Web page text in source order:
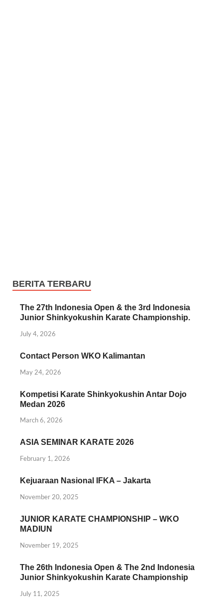
BERITA TERBARU
The 27th Indonesia Open & the 3rd Indonesia
Junior Shinkyokushin Karate Championship.
July 4, 2026
Contact Person WKO Kalimantan
May 24, 2026
Kompetisi Karate Shinkyokushin Antar Dojo
Medan 2026
March 6, 2026
ASIA SEMINAR KARATE 2026
February 1, 2026
Kejuaraan Nasional IFKA – Jakarta
November 20, 2025
JUNIOR KARATE CHAMPIONSHIP – WKO
MADIUN
November 19, 2025
The 26th Indonesia Open & The 2nd Indonesia
Junior Shinkyokushin Karate Championship
July 11, 2025